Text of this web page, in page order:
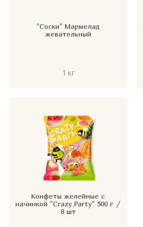
"Соски" Мармелад
жевательный
1 кг
Конфеты желейные с
начинкой "Crazy Party" 500 г /
8 шт